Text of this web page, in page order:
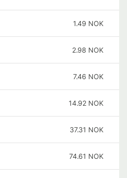
1.49 NOK
2.98 NOK
7.46 NOK
14.92 NOK
37.31 NOK
74.61 NOK